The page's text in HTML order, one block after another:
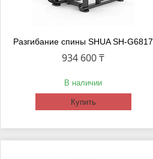
Разгибание спины SHUA SH-G6817
934 600 ₸
В наличии
Купить